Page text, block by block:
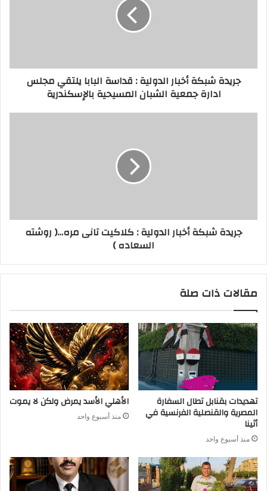
جريدة شبكة أخبار الدولية : قداسة البابا يلتقي مجلس
ادارة جمعية الشبان المسيحية بالإسكندرية
جريدة شبكة أخبار الدولية : كلاكيت تانى مره…( روشته
السعاده )
مقالات ذات صلة
تهديدات بقنابل تطال السفارة
المصرية والقنصلية الفرنسية في
أثينا
منذ أسبوع واحد
الأهلي الأسد يمرض ولكن لا يموت
منذ أسبوع واحد